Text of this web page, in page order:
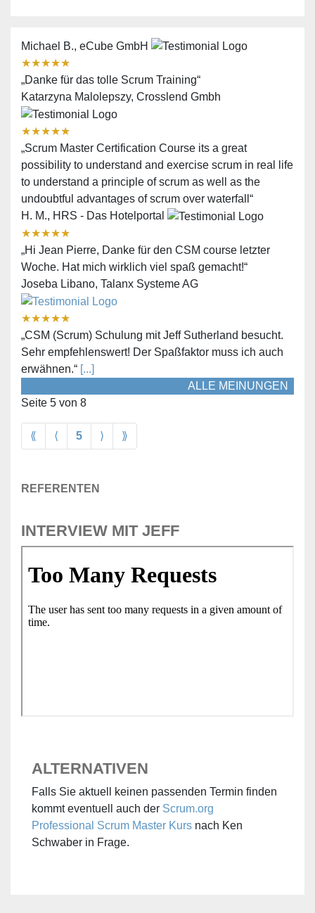
Michael B., eCube GmbH
★★★★★
„Danke für das tolle Scrum Training“
Katarzyna Malolepszy, Crosslend Gmbh
★★★★★
„Scrum Master Certification Course its a great
possibility to understand and exercise scrum in real life
to understand a principle of scrum as well as the
undoubtful advantages of scrum over waterfall“
H. M., HRS - Das Hotelportal
★★★★★
„Hi Jean Pierre, Danke für den CSM course letzter
Woche. Hat mich wirklich viel spaß gemacht!“
Joseba Libano, Talanx Systeme AG
★★★★★
„CSM (Scrum) Schulung mit Jeff Sutherland besucht.
Sehr empfehlenswert! Der Spaßfaktor muss ich auch
erwähnen.“ [...]
ALLE MEINUNGEN
Seite 5 von 8
⟪ Anfang
⟨ Zurück
5 ⟩ Vorwärts
⟫
REFERENTEN
INTERVIEW MIT JEFF
ALTERNATIVEN
Falls Sie aktuell keinen passenden Termin finden
kommt eventuell auch der Scrum.org
Professional Scrum Master Kurs nach Ken
Schwaber in Frage.